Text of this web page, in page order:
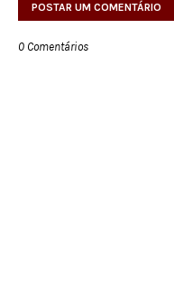
POSTAR UM COMENTÁRIO
0 Comentários